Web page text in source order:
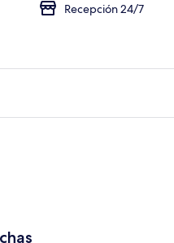
Recepción 24/7